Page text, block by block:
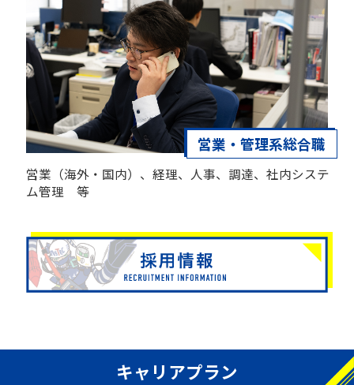
営業・管理系総合職
営業（海外・国内）、経理、人事、調達、社内システ
ム管理 等
キャリアプラン